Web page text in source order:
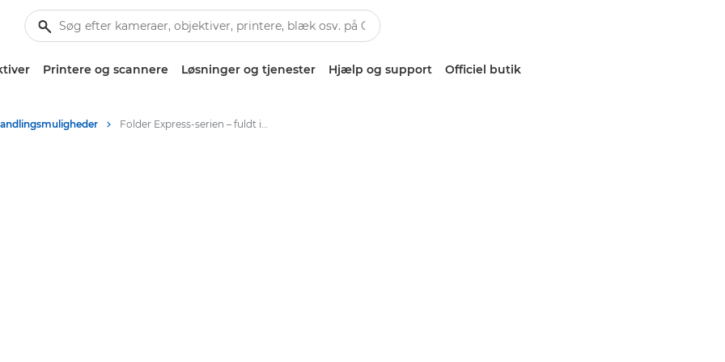
Printere og scannere Løsninger og tjenester Hjælp og support Officiel butik
Folder Express-serien – fuldt integreret fullfold-løsning